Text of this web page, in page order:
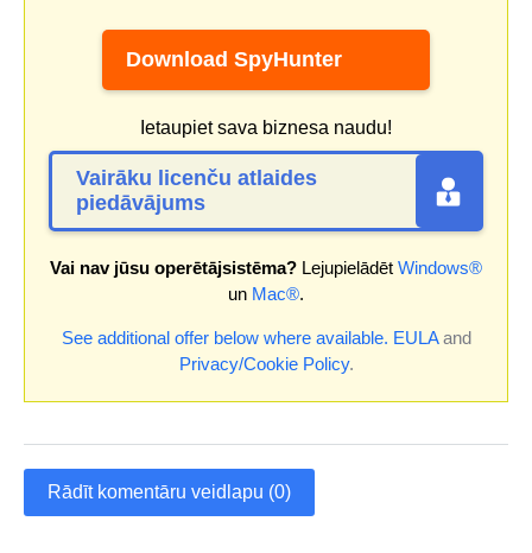
Download SpyHunter
Ietaupiet sava biznesa naudu!
Vairāku licenču atlaides
piedāvājums
Vai nav jūsu operētājsistēma? Lejupielādēt Windows®
un Mac®.
See additional offer below where available. EULAand
Privacy/Cookie Policy.
Rādīt komentāru veidlapu (0)